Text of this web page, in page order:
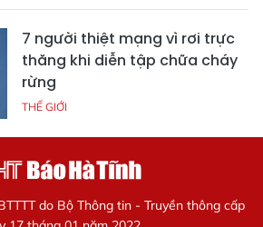
7 người thiệt mạng vì rơi trực
thăng khi diễn tập chữa cháy
rừng
THẾ GIỚI
do Bộ Thông tin - Truyền thông cấp